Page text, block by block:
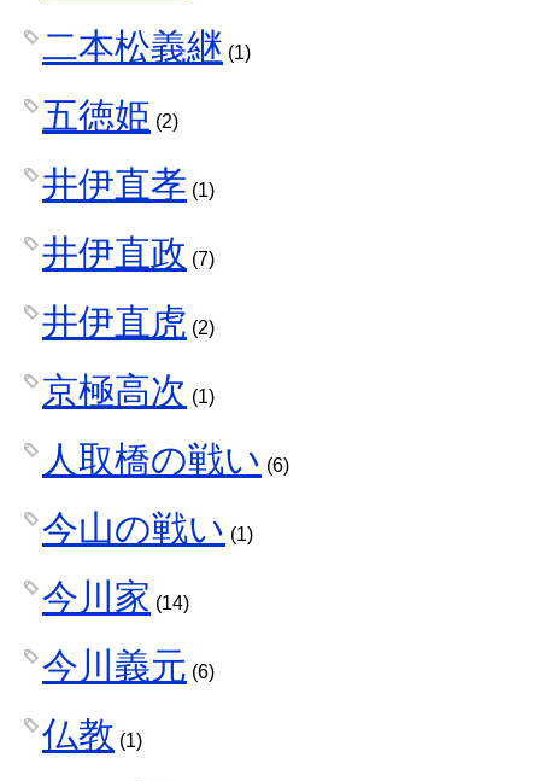
二本松義継 (1)
五徳姫 (2)
井伊直孝 (1)
井伊直政 (7)
井伊直虎 (2)
京極高次 (1)
人取橋の戦い (6)
今山の戦い (1)
今川家 (14)
今川義元 (6)
仏教 (1)